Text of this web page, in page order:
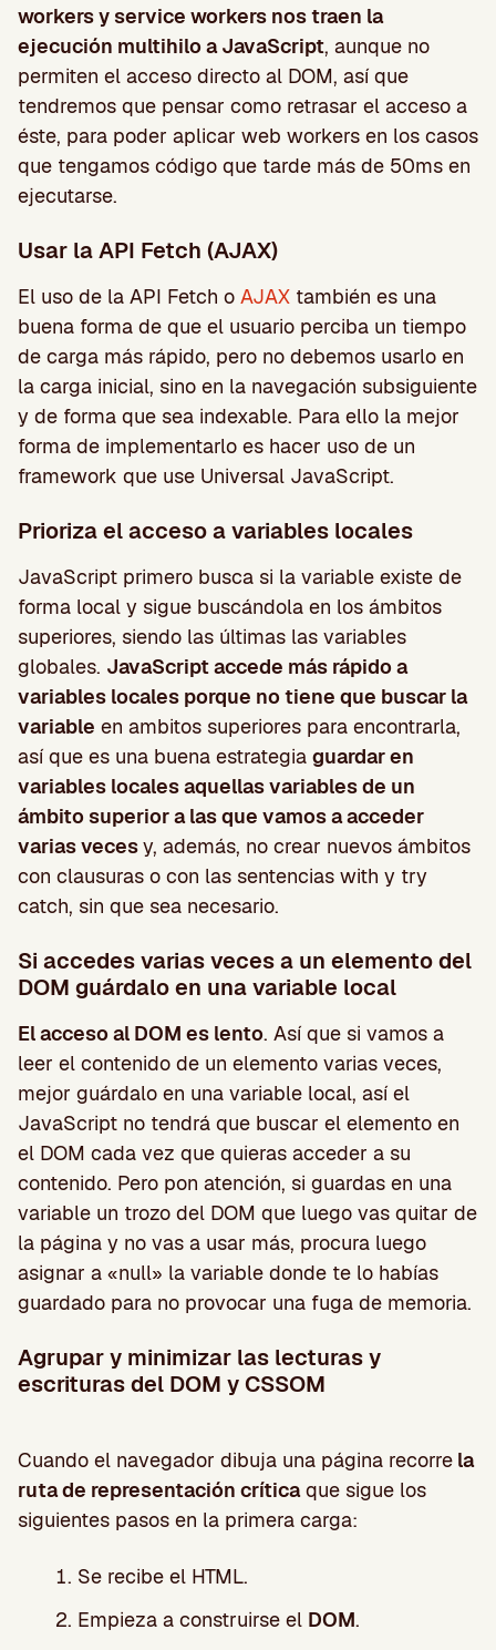
workers y service workers nos traen la
ejecución multihilo a JavaScript, aunque no
permiten el acceso directo al DOM, así que
tendremos que pensar como retrasar el acceso a
éste, para poder aplicar web workers en los casos
que tengamos código que tarde más de 50ms en
ejecutarse.
Usar la API Fetch (AJAX)
El uso de la API Fetch o AJAX también es una
buena forma de que el usuario perciba un tiempo
de carga más rápido, pero no debemos usarlo en
la carga inicial, sino en la navegación subsiguiente
y de forma que sea indexable. Para ello la mejor
forma de implementarlo es hacer uso de un
framework que use Universal JavaScript.
Prioriza el acceso a variables locales
JavaScript primero busca si la variable existe de
forma local y sigue buscándola en los ámbitos
superiores, siendo las últimas las variables
globales. JavaScript accede más rápido a
variables locales porque no tiene que buscar la
variable en ambitos superiores para encontrarla,
así que es una buena estrategia guardar en
variables locales aquellas variables de un
ámbito superior a las que vamos a acceder
varias vecesy, además, no crear nuevos ámbitos
con clausuras o con las sentencias with y try
catch, sin que sea necesario.
Si accedes varias veces a un elemento del
DOM guárdalo en una variable local
El acceso al DOM es lento. Así que si vamos a
leer el contenido de un elemento varias veces,
mejor guárdalo en una variable local, así el
JavaScript no tendrá que buscar el elemento en
el DOM cada vez que quieras acceder a su
contenido. Pero pon atención, si guardas en una
variable un trozo del DOM que luego vas quitar de
la página y no vas a usar más, procura luego
asignar a «null» la variable donde te lo habías
guardado para no provocar una fuga de memoria.
Agrupar y minimizar las lecturas y
escrituras del DOM y CSSOM
Cuando el navegador dibuja una página recorre la
ruta de representación críticaque sigue los
siguientes pasos en la primera carga:
Se recibe el HTML.
Empieza a construirse el DOM.